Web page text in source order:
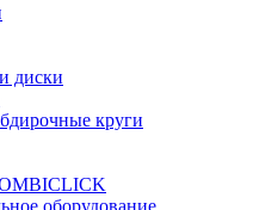
диски
круги
оборудование